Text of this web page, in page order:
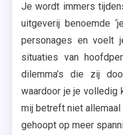
Je wordt immers
uitgeverij benoemde
personages en voelt
situaties van
dilemma’s die zij
waardoor je je volledig
mij betreft niet
gehoopt op meer